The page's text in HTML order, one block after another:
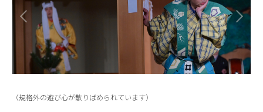
（規格外の遊び心が散りばめられています）